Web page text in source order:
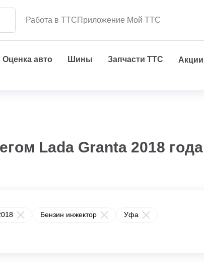
Работа в ТТСПриложение Мой ТТС
Оценка авто Шины Запчасти ТТС Акции
Lada Granta 2018
Бензин инжектор Уфа